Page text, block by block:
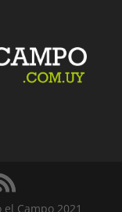
Campo 2021